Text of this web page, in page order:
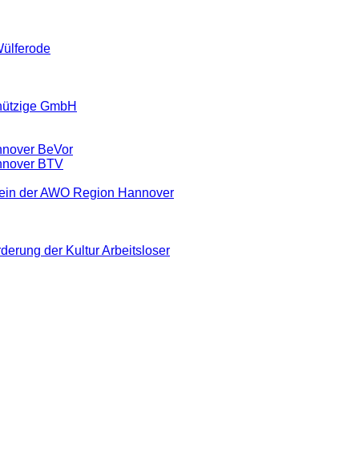
GmbH
BeVor
BTV
der AWO Region Hannover
der Kultur Arbeitsloser